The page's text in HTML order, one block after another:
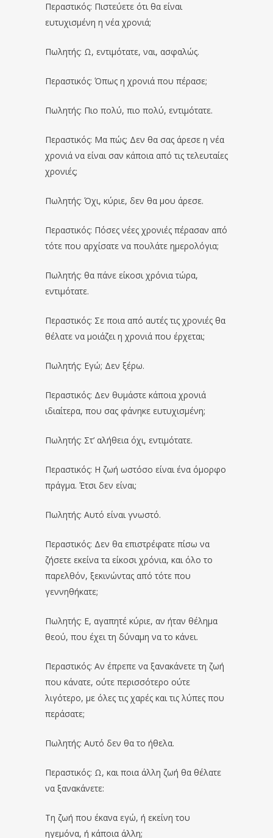
Περαστικός: Πιστεύετε ότι θα είναι
ευτυχισμένη η νέα χρονιά;
Πωλητής: Ω, εντιμότατε, ναι, ασφαλώς.
Περαστικός: Όπως η χρονιά που πέρασε;
Πωλητής: Πιο πολύ, πιο πολύ, εντιμότατε.
Περαστικός: Μα πώς; Δεν θα σας άρεσε η νέα
χρονιά να είναι σαν κάποια από τις τελευταίες
χρονιές;
Πωλητής: Όχι, κύριε, δεν θα μου άρεσε.
Περαστικός: Πόσες νέες χρονιές πέρασαν από
τότε που αρχίσατε να πουλάτε ημερολόγια;
Πωλητής: θα πάνε είκοσι χρόνια τώρα,
εντιμότατε.
Περαστικός: Σε ποια από αυτές τις χρονιές θα
θέλατε να μοιάζει η χρονιά που έρχεται;
Πωλητής: Εγώ; Δεν ξέρω.
Περαστικός: Δεν θυμάστε κάποια χρονιά
ιδιαίτερα, που σας φάνηκε ευτυχισμένη;
Πωλητής: Στ’ αλήθεια όχι, εντιμότατε.
Περαστικός: Η ζωή ωστόσο είναι ένα όμορφο
πράγμα. Έτσι δεν είναι;
Πωλητής: Αυτό είναι γνωστό.
Περαστικός: Δεν θα επιστρέφατε πίσω να
ζήσετε εκείνα τα είκοσι χρόνια, και όλο το
παρελθόν, ξεκινώντας από τότε που
γεννηθήκατε;
Πωλητής: Ε, αγαπητέ κύριε, αν ήταν θέλημα
θεού, που έχει τη δύναμη να το κάνει.
Περαστικός: Αν έπρεπε να ξανακάνετε τη ζωή
που κάνατε, ούτε περισσότερο ούτε
λιγότερο, με όλες τις χαρές και τις λύπες που
περάσατε;
Πωλητής: Αυτό δεν θα το ήθελα.
Περαστικός: Ω, και ποια άλλη ζωή θα θέλατε
να ξανακάνετε:
Τη ζωή που έκανα εγώ, ή εκείνη του
ηγεμόνα, ή κάποια άλλη;